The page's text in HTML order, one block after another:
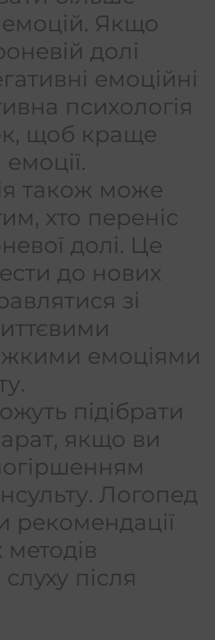
Якщо
долі
емоційні
психологія
щоб краще
також може
хто переніс
долі. Це
до нових
зі
емоціями
підібрати
якщо ви
Логопед
рекомендації
після